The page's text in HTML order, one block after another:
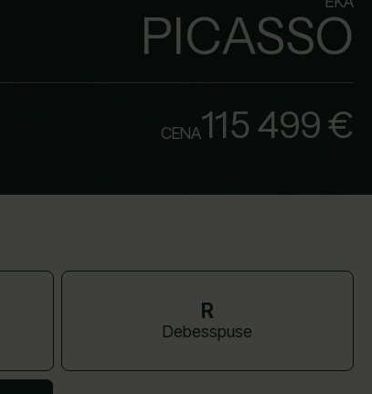
PICASSO
CENA115 499 €
R
Debesspuse